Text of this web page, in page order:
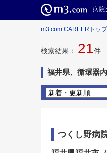
病院
m3.com CAREERトッ
検索結果： 21件
福井県、循環器
つくし野病